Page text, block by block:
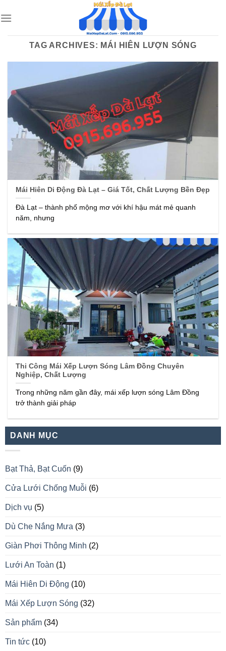
to
TAG ARCHIVES: MÁI HIÊN LƯỢN SÓNG
Mái Hiên Di Động Đà Lạt – Giá Tốt, Chất Lượng Bền Đẹp
Đà Lạt – thành phố mộng mơ với khí hậu mát mẻ quanh
năm, nhưng
Thi Công Mái Xếp Lượn Sóng Lâm Đồng Chuyên
Nghiệp, Chất Lượng
Trong những năm gần đây, mái xếp lượn sóng Lâm Đồng
trở thành giải pháp
DANH MỤC
Bạt Thả, Bạt Cuốn (9)
Cửa Lưới Chống Muỗi (6)
Dịch vụ (5)
Dù Che Nắng Mưa (3)
Giàn Phơi Thông Minh (2)
Lưới An Toàn (1)
Mái Hiên Di Động (10)
Mái Xếp Lượn Sóng (32)
Sản phẩm (34)
Tin tức (10)